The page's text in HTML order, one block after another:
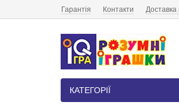
Гарантія Контакти Доставка
КАТЕГОРІЇ